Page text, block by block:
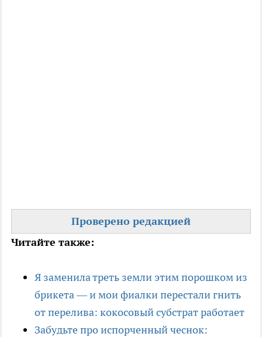
Проверено редакцией
Читайте также:
Я заменила треть земли этим порошком из
брикета — и мои фиалки перестали гнить
от перелива: кокосовый субстрат работает
Забудьте про испорченный чеснок: